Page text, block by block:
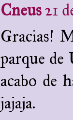
Cneus21
Gracias!
parque de
acabo de
jajaja.